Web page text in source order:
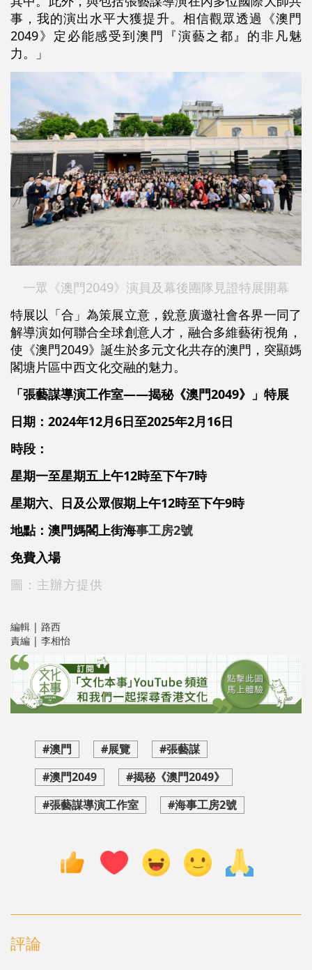
事，我的演出水平大獲提升。相信觀眾透過《澳門
2049》定必能感受到澳門『演藝之都』的非凡魅
力。」
一眾《澳門2049》演員及幕後團隊見證特展開幕
特展以「合」為策展立意，銳意廣邀社會各界一同了
解導演如何聯合全球創意人才，融合多維藝術視角，
使《澳門2049》誕生於多元文化共存的澳門，突顯媽
閣塘片區中西文化交融的魅力。
「張藝謀導演工作室——揭秘《澳門2049》」特展
日期：2024年12月6日至2025年2月16日
時段：
星期一至星期五上午12時至下午7時
星期六、日及公眾假期上午12時至下午9時
地點： 澳門媽閣上街海事工房2號
免費入場
圖：主辦方提供
編輯 | 路西
責編 | 李相怡
#澳門 #展覽
#張藝謀
#澳門2049
#揭秘《澳門2049》
#張藝謀導演工作室
#海事工房2號
評論